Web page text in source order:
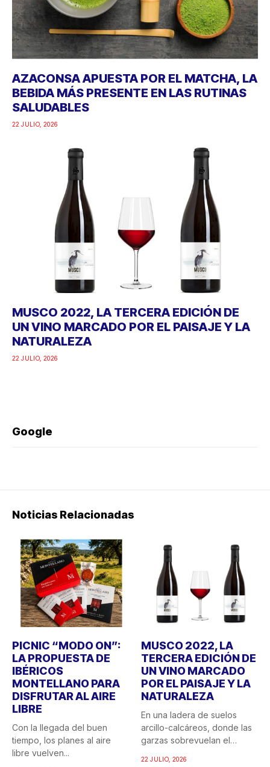
AZACONSA APUESTA POR EL MATCHA, LA
BEBIDA MÁS PRESENTE EN LAS RUTINAS
SALUDABLES
22 JULIO, 2026
MUSCO 2022, LA TERCERA EDICIÓN DE
UN VINO MARCADO POR EL PAISAJE Y LA
NATURALEZA
22 JULIO, 2026
Google
Noticias Relacionadas
PICNIC “MODO ON”:
LA PROPUESTA DE
IBÉRICOS
MONTELLANO PARA
DISFRUTAR AL AIRE
LIBRE
Con la llegada del buen
tiempo, los planes al aire
libre vuelven...
MUSCO 2022, LA
TERCERA EDICIÓN DE
UN VINO MARCADO
POR EL PAISAJE Y LA
NATURALEZA
En una ladera de suelos
arcillo-calcáreos, donde las
garzas sobrevuelan el
22 JULIO, 2026